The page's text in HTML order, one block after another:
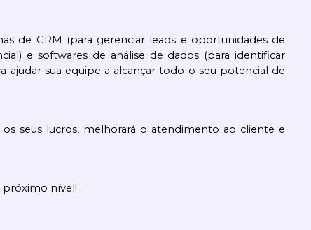
de CRM (para gerenciar leads e oportunidades de
e softwares de análise de dados (para identificar
sua equipe a alcançar todo o seu potencial de
seus lucros, melhorará o atendimento ao cliente e
próximo nível!